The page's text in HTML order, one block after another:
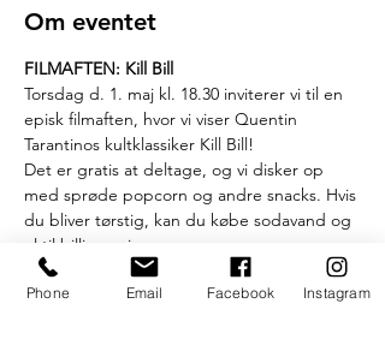
Om eventet
FILMAFTEN: Kill Bill
Torsdag d. 1. maj kl. 18.30 inviterer vi til en
episk filmaften, hvor vi viser Quentin
Tarantinos kultklassiker Kill Bill!
Det er gratis at deltage, og vi disker op
med sprøde popcorn og andre snacks. Hvis
du bliver tørstig, kan du købe sodavand og
øl til billige priser.
Vi holder til på overetagen, hvor vi viser
filmen på storskærm og har indrettet
Phone Email Facebook Instagram